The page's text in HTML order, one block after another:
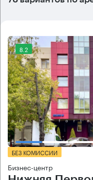
8.2
БЕЗ КОМИССИИ
Бизнес-центр